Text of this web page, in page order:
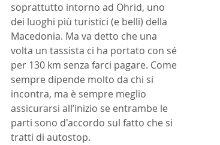
soprattutto intorno ad Ohrid, uno
dei luoghi più turistici (e belli) della
Macedonia. Ma va detto che una
volta un tassista ci ha portato con sé
per 130 km senza farci pagare. Come
sempre dipende molto da chi si
incontra, ma è sempre meglio
assicurarsi all’inizio se entrambe le
parti sono d'accordo sul fatto che si
tratti di autostop.